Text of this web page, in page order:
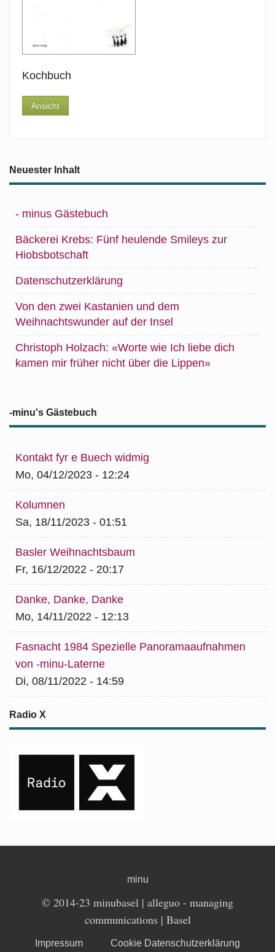
Kochbuch
Ansicht
Neuester Inhalt
- minus Gästebuch
Bäckerei Krebs: Fünf heulende Smileys zur
Hiobsbotschaft
Datenschutzerklärung
Von den zwei Kastanien und dem
Weihnachtswunder auf der Insel
Christoph Holzach: «Worte wie Ich liebe dich
kamen mir früher nicht über die Lippen»
-minu's Gästebuch
Kontakt fyr e Buech widmig
Mo, 04/12/2023 - 12:24
Kolumnen
Sa, 18/11/2023 - 01:51
Basler Weihnachtsbaum
Fr, 16/12/2022 - 20:17
Danke, Danke, Danke
Mo, 14/11/2022 - 12:13
Fasnacht 1984 Spezielle Panoramaaufnahmen
von -minu-Laterne
Di, 08/11/2022 - 14:59
Radio X
minu
© 2014-23 minubasel | alleguo - managing
communications | Basel
Impressum Cookie Datenschutzerklärung